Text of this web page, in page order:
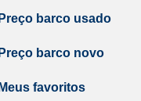
Preço barco usado
Preço barco novo
Meus favoritos